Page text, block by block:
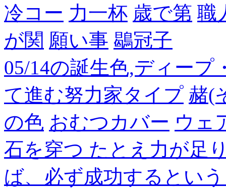
冷コー 力一杯 歳で第 職
が関 願い事 鶡冠子
05/14の誕生色,ディー
て進む努力家タイプ 赭(
の色 おむつカバー ウェ
石を穿つ たとえ力が足
ば、必ず成功するとい